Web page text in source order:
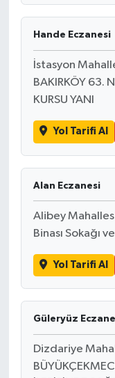
Hande Eczanesi
İstasyon
BAKIRKÖY 63.
KURSU YANI
Yol Tarifi Al
Alan Eczanesi
Alibey
Binası Sokağı
Yol Tarifi Al
Güleryüz
Dizdariye